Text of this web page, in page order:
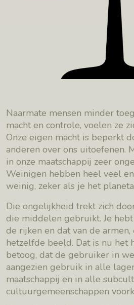
Naarmate mensen minder
macht en controle, voelen ze
Onze eigen macht is beperkt
anderen over ons uitoefenen.
in onze maatschappij zeer
Weinigen hebben heel veel
weinig, zeker als je het
Die ongelijkheid trekt zich
die middelen gebruikt. Je
de rijken en dat van de
hetzelfde beeld. Dat is nu het
betoog, dat de gebruiker in
aangezien gebruik in alle
maatschappij en in alle
cultuurgemeenschappen